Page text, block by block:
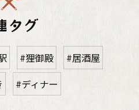
タグ
#狸御殿
#居酒屋
#ディナー